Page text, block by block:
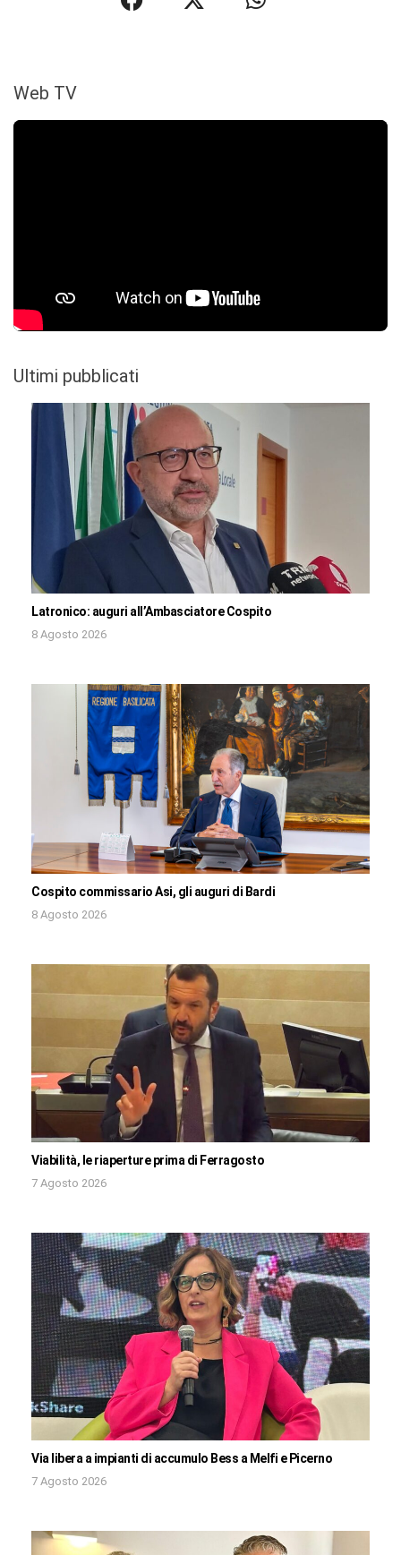
Web TV
Ultimi pubblicati
Latronico: auguri all’Ambasciatore Cospito
8 Agosto 2026
Cospito commissario Asi, gli auguri di Bardi
8 Agosto 2026
Viabilità, le riaperture prima di Ferragosto
7 Agosto 2026
Via libera a impianti di accumulo Bess a Melfi e Picerno
7 Agosto 2026